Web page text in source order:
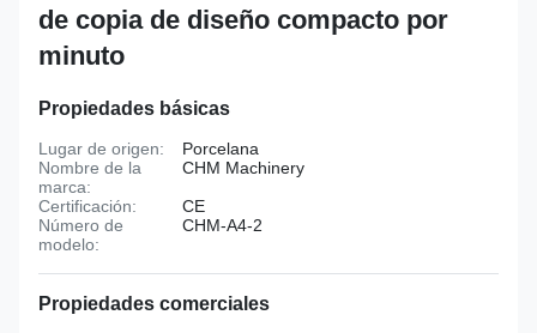
de copia de diseño compacto por
minuto
Propiedades básicas
Lugar de origen:
Porcelana
Nombre de la
marca:
CHM Machinery
Certificación:
CE
Número de
modelo:
CHM-A4-2
Propiedades comerciales